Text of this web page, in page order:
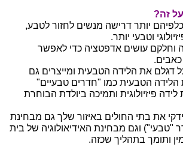
זה?
יותר דרישה מנשים לחזור לטבע,
וטבעי יותר.
וחלקם עושים אדפטציה כדי לאפשר
דגלם את הלידה הטבעית ומייצרים גם
הטבעית כמו "חדרים טבעיים"
פיזיולוגית ותמיכה ביולדת הבוחרת
את בתי החולים באיזור שלך גם מבחינת
וגם מבחינת האידיאולוגיה של בית
ותומך בתהליך שכזה.